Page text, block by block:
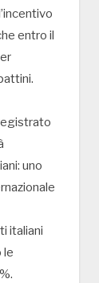
entro il
uno
italiani
le